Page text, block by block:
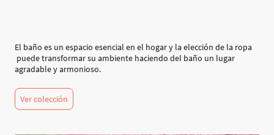
El baño es un espacio esencial en el hogar y la elección de la ropa
puede transformar su ambiente haciendo del baño un lugar
agradable y armonioso.
Ver colección